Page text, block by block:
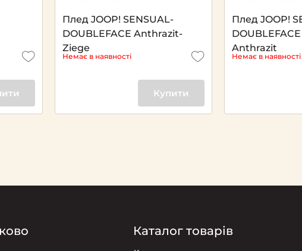
Плед JOOP! SENSUAL-
DOUBLEFACE Anthrazit-
Ziege
Немає в наявності
Купити
Плед JOOP!
Anthrazit
Немає в наявності
Каталог товарів